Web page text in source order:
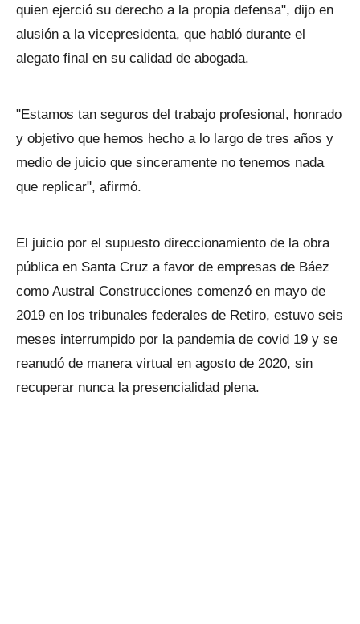
quien ejerció su derecho a la propia defensa", dijo en
alusión a la vicepresidenta, que habló durante el
alegato final en su calidad de abogada.
"Estamos tan seguros del trabajo profesional, honrado
y objetivo que hemos hecho a lo largo de tres años y
medio de juicio que sinceramente no tenemos nada
que replicar", afirmó.
El juicio por el supuesto direccionamiento de la obra
pública en Santa Cruz a favor de empresas de Báez
como Austral Construcciones comenzó en mayo de
2019 en los tribunales federales de Retiro, estuvo seis
meses interrumpido por la pandemia de covid 19 y se
reanudó de manera virtual en agosto de 2020, sin
recuperar nunca la presencialidad plena.